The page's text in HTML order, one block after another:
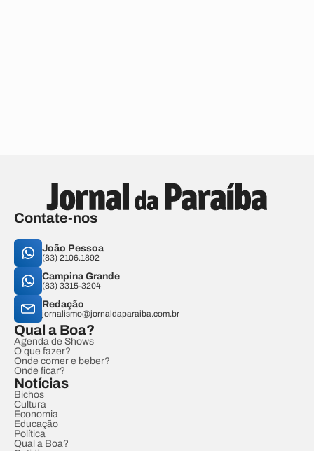
Contate-nos
João Pessoa
(83) 2106.1892
Campina Grande
(83) 3315-3204
Redação
jornalismo@jornaldaparaiba.com.br
Qual a Boa?
Agenda de Shows
O que fazer?
Onde comer e beber?
Onde ficar?
Notícias
Bichos
Cultura
Economia
Educação
Política
Qual a Boa?